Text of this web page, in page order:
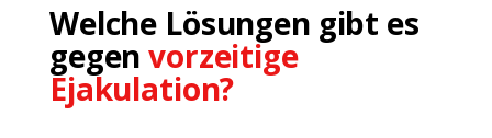
Welche Lösungen gibt es
gegenvorzeitige
Ejakulation?